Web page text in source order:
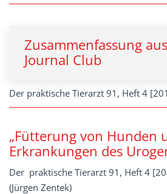
Zusammenfassung
Journal Club
Der praktische Tierarzt 91, Heft 4
„Fütterung von Hunden
Erkrankungen des
Der praktische Tierarzt 91, Heft 4
(Jürgen Zentek)